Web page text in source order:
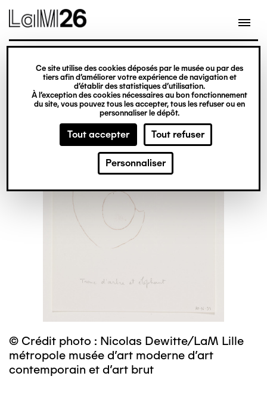
Gestion des cookies
Ce site utilise des cookies déposés par le musée ou par des
tiers afin d’améliorer votre expérience de navigation et
d’établir des statistiques d’utilisation.
À l’exception des cookies nécessaires au bon fonctionnement
du site, vous pouvez tous les accepter, tous les refuser ou en
personnaliser le dépôt.
Tout accepter Tout refuser
Personnaliser
contenu
© Crédit photo : Nicolas Dewitte/LaM Lille
métropole musée d’art moderne d’art
contemporain et d’art brut